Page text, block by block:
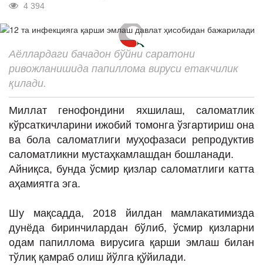
Мусиқа
Клип
Кино
ИНТЕРВЬЮ
Таҳлил
Бу қизиқ
СПОРТ
4 394
Аёллардаги бачадон бўйни саратони
ривожланишида папиллома вируси етакчилик
қилади.
Миллат генофондини яхшилаш, саломатлик
кўрсаткичларини ижобий томонга ўзгартириш она
ва бола саломатлиги муҳофазаси репродуктив
саломатликни мустаҳкамлашдан бошланади.
Айниқса, бунда ўсмир қизлар саломатлиги катта
аҳамиятга эга.
Шу мақсадда, 2018 йилдан мамлакатимизда
дунёда биринчилардан бўлиб, ўсмир қизларни
одам папиллома вирусига қарши эмлаш билан
тўлиқ қамраб олиш йўлга қўйилади.